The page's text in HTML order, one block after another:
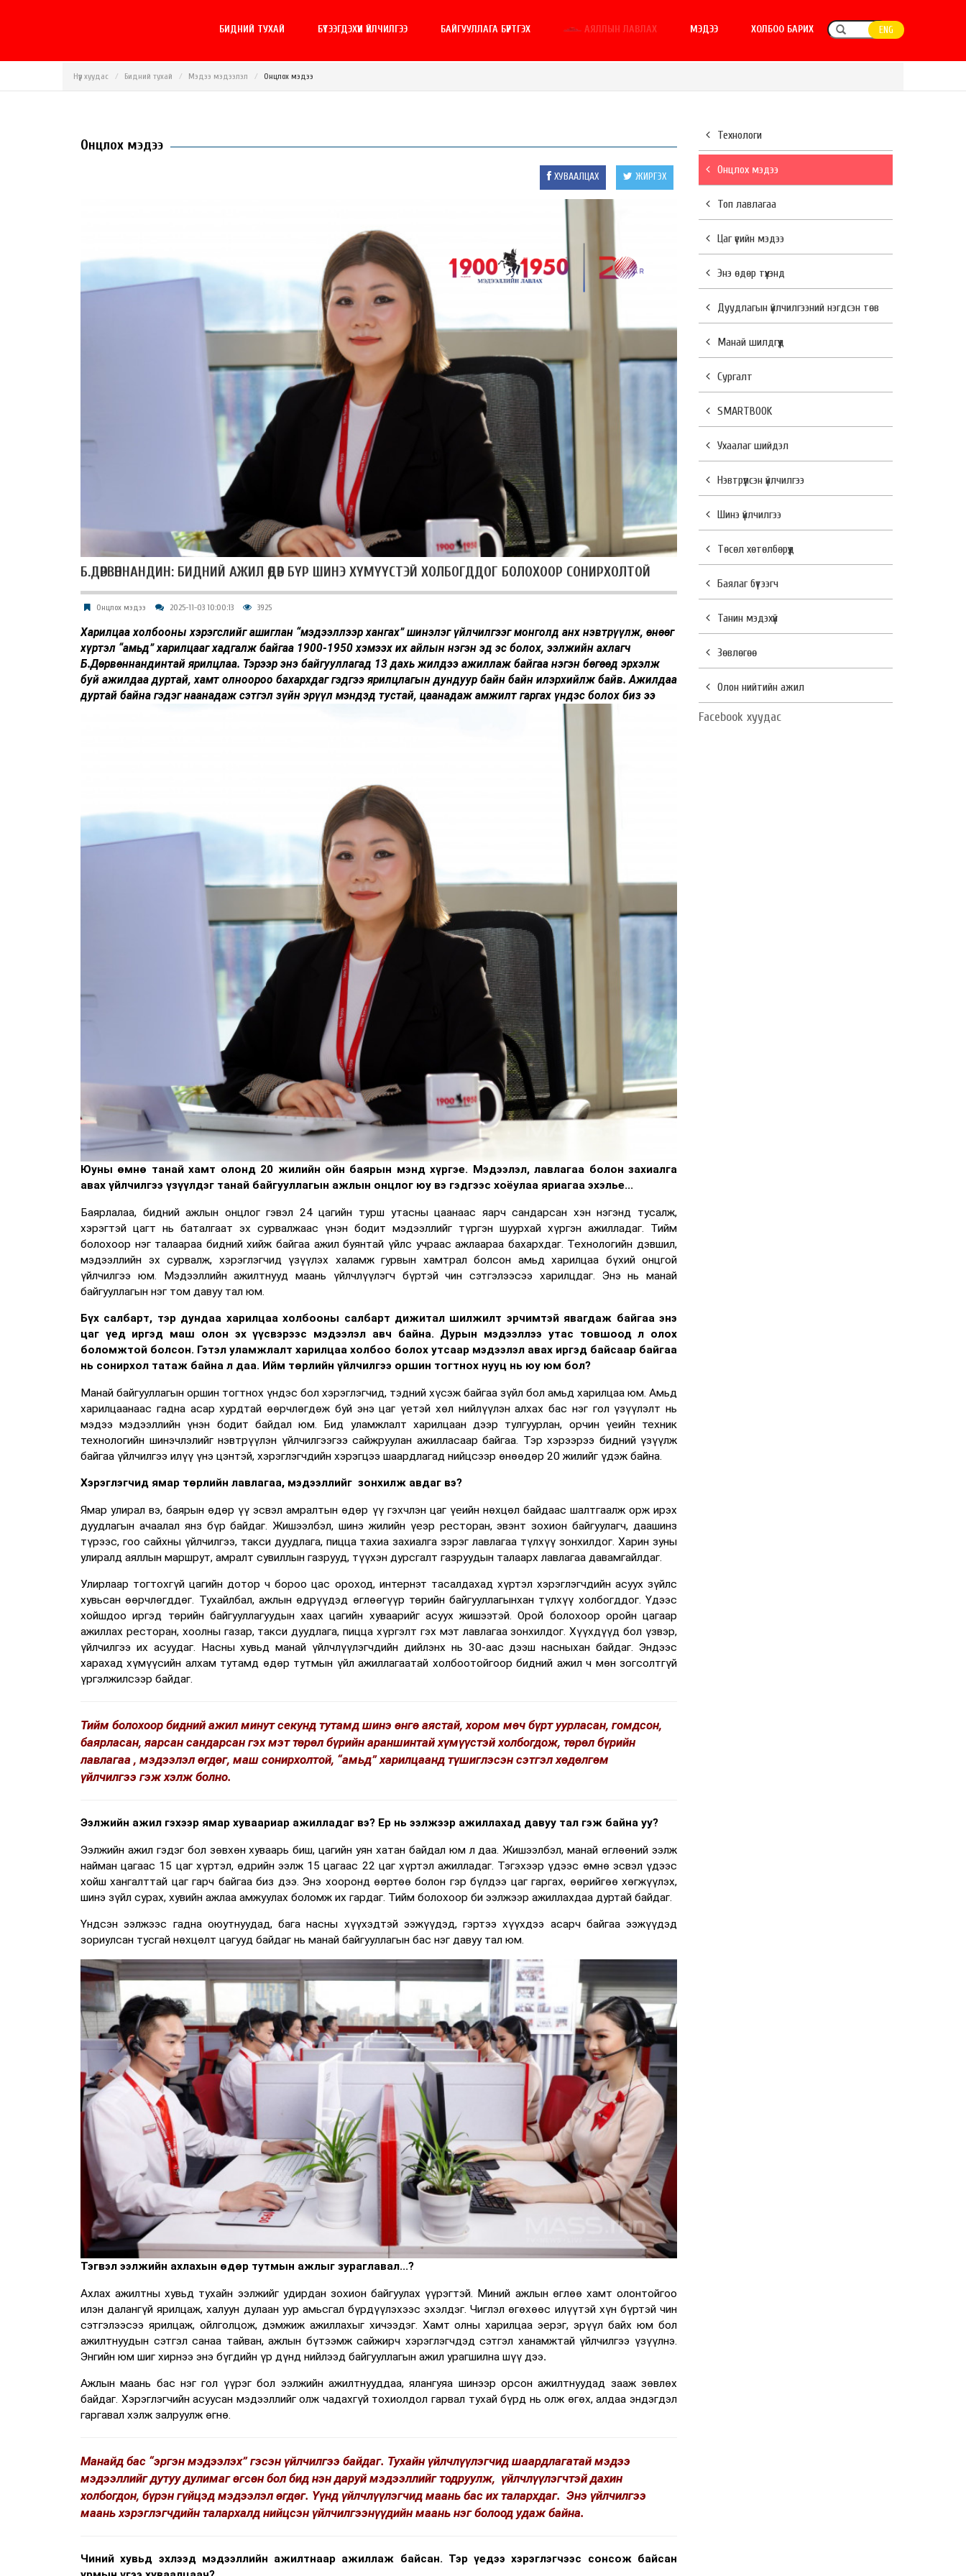
БИДНИЙ ТУХАЙ БҮТЭЭГДЭХҮҮН ҮЙЛЧИЛГЭЭ БАЙГУУЛЛАГА БҮРТГЭХ АЯЛЛЫН ЛАВЛАХ МЭДЭЭ ХОЛБОО БАРИХ ENG
Нүүр хуудас Бидний тухай Мэдээ мэдээлэл Онцлох мэдээ
Онцлох мэдээ
ХУВААЛЦАХ ЖИРГЭХ
Б.ДӨРВӨННАНДИН: БИДНИЙ АЖИЛ ӨДӨР БҮР ШИНЭ ХҮМҮҮСТЭЙ ХОЛБОГДДОГ БОЛОХООР СОНИРХОЛТОЙ
Онцлох мэдээ 2025-11-03 10:00:13 3925
Харилцаа холбооны хэрэгслийг ашиглан “мэдээллээр хангах” шинэлэг үйлчилгээг монголд анх нэвтрүүлж, өнөөг
хүртэл “амьд” харилцааг хадгалж байгаа 1900-1950 хэмээх их айлын нэгэн эд эс болох, ээлжийн ахлагч
Б.Дөрвөннандинтай ярилцлаа. Тэрээр энэ байгууллагад 13 дахь жилдээ ажиллаж байгаа нэгэн бөгөөд эрхэлж
буй ажилдаа дуртай, хамт олноороо бахархдаг гэдгээ ярилцлагын дундуур байн байн илэрхийлж байв. Ажилдаа
дуртай байна гэдэг наанадаж сэтгэл зүйн эрүүл мэндэд тустай, цаанадаж амжилт гаргах үндэс болох биз ээ
Юуны өмнө танай хамт олонд 20 жилийн ойн баярын мэнд хүргэе. Мэдээлэл, лавлагаа болон захиалга
авах үйлчилгээ үзүүлдэг танай байгууллагын ажлын онцлог юу вэ гэдгээс хоёулаа яриагаа эхэлье...
Баярлалаа, бидний ажлын онцлог гэвэл 24 цагийн турш утасны цаанаас яарч сандарсан хэн нэгэнд тусалж,
хэрэгтэй цагт нь баталгаат эх сурвалжаас үнэн бодит мэдээллийг түргэн шуурхай хүргэн ажилладаг. Тийм
болохоор нэг талаараа бидний хийж байгаа ажил буянтай үйлс учраас ажлаараа бахархдаг. Технологийн дэвшил,
мэдээллийн эх сурвалж, хэрэглэгчид үзүүлэх халамж гурвын хамтрал болсон амьд харилцаа бүхий онцгой
үйлчилгээ юм. Мэдээллийн ажилтнууд маань үйлчлүүлэгч бүртэй чин сэтгэлээсээ харилцдаг. Энэ нь манай
байгууллагын нэг том давуу тал юм.
Бүх салбарт, тэр дундаа харилцаа холбооны салбарт дижитал шилжилт эрчимтэй явагдаж байгаа энэ
цаг үед иргэд маш олон эх үүсвэрээс мэдээлэл авч байна. Дурын мэдээллээ утас товшоод л олох
боломжтой болсон. Гэтэл уламжлалт харилцаа холбоо болох утсаар мэдээлэл авах иргэд байсаар байгаа
нь сонирхол татаж байна л даа. Ийм төрлийн үйлчилгээ оршин тогтнох нууц нь юу юм бол?
Манай байгууллагын оршин тогтнох үндэс бол хэрэглэгчид, тэдний хүсэж байгаа зүйл бол амьд харилцаа юм. Амьд
харилцаанаас гадна асар хурдтай өөрчлөгдөж буй энэ цаг үетэй хөл нийлүүлэн алхах бас нэг гол үзүүлэлт нь
мэдээ мэдээллийн үнэн бодит байдал юм. Бид уламжлалт харилцаан дээр тулгуурлан, орчин үеийн техник
технологийн шинэчлэлийг нэвтрүүлэн үйлчилгээгээ сайжруулан ажилласаар байгаа. Тэр хэрээрээ бидний үзүүлж
байгаа үйлчилгээ илүү үнэ цэнтэй, хэрэглэгчдийн хэрэгцээ шаардлагад нийцсээр өнөөдөр 20 жилийг үдэж байна.
Хэрэглэгчид ямар төрлийн лавлагаа, мэдээллийг зонхилж авдаг вэ?
Ямар улирал вэ, баярын өдөр үү эсвэл амралтын өдөр үү гэхчлэн цаг үеийн нөхцөл байдаас шалтгаалж орж ирэх
дуудлагын ачаалал янз бүр байдаг. Жишээлбэл, шинэ жилийн үеэр ресторан, эвэнт зохион байгуулагч, даашинз
түрээс, гоо сайхны үйлчилгээ, такси дуудлага, пицца тахиа захиалга зэрэг лавлагаа түлхүү зонхилдог. Харин зуны
улиралд аяллын маршрут, амралт сувиллын газрууд, түүхэн дурсгалт газруудын талаарх лавлагаа давамгайлдаг.
Улирлаар тогтохгүй цагийн дотор ч бороо цас ороход, интернэт тасалдахад хүртэл хэрэглэгчдийн асуух зүйлс
хувьсан өөрчлөгддөг. Тухайлбал, ажлын өдрүүдэд өглөөгүүр төрийн байгууллагынхан түлхүү холбогддог. Үдээс
хойшдоо иргэд төрийн байгууллагуудын хаах цагийн хуваарийг асуух жишээтэй. Орой болохоор оройн цагаар
ажиллах ресторан, хоолны газар, такси дуудлага, пицца хүргэлт гэх мэт лавлагаа зонхилдог. Хүүхдүүд бол үзвэр,
үйлчилгээ их асуудаг. Насны хувьд манай үйлчлүүлэгчдийн дийлэнх нь 30-аас дээш насныхан байдаг. Эндээс
харахад хүмүүсийн алхам тутамд өдөр тутмын үйл ажиллагаатай холбоотойгоор бидний ажил ч мөн зогсолтгүй
үргэлжилсээр байдаг.
Тийм болохоор бидний ажил минут секунд тутамд шинэ өнгө аястай, хором мөч бүрт уурласан, гомдсон,
баярласан, яарсан сандарсан гэх мэт төрөл бүрийн араншинтай хүмүүстэй холбогдож, төрөл бүрийн
лавлагаа , мэдээлэл өгдөг, маш сонирхолтой, “амьд” харилцаанд түшиглэсэн сэтгэл хөдөлгөм
үйлчилгээ гэж хэлж болно.
Ээлжийн ажил гэхээр ямар хуваариар ажилладаг вэ? Ер нь ээлжээр ажиллахад давуу тал гэж байна уу?
Ээлжийн ажил гэдэг бол зөвхөн хуваарь биш, цагийн уян хатан байдал юм л даа. Жишээлбэл, манай өглөөний ээлж
найман цагаас 15 цаг хүртэл, өдрийн ээлж 15 цагаас 22 цаг хүртэл ажилладаг. Тэгэхээр үдээс өмнө эсвэл үдээс
хойш хангалттай цаг гарч байгаа биз дээ. Энэ хооронд өөртөө болон гэр бүлдээ цаг гаргах, өөрийгөө хөгжүүлэх,
шинэ зүйл сурах, хувийн ажлаа амжуулах боломж их гардаг. Тийм болохоор би ээлжээр ажиллахдаа дуртай байдаг.
Үндсэн ээлжээс гадна оюутнуудад, бага насны хүүхэдтэй ээжүүдэд, гэртээ хүүхдээ асарч байгаа ээжүүдэд
зориулсан тусгай нөхцөлт цагууд байдаг нь манай байгууллагын бас нэг давуу тал юм.
Тэгвэл ээлжийн ахлахын өдөр тутмын ажлыг зураглавал...?
Ахлах ажилтны хувьд тухайн ээлжийг удирдан зохион байгуулах үүрэгтэй. Миний ажлын өглөө хамт олонтойгоо
илэн далангүй ярилцаж, халуун дулаан уур амьсгал бүрдүүлэхээс эхэлдэг. Чиглэл өгөхөөс илүүтэй хүн бүртэй чин
сэтгэлээсээ ярилцаж, ойлголцож, дэмжиж ажиллахыг хичээдэг. Хамт олны харилцаа эерэг, эрүүл байх юм бол
ажилтнуудын сэтгэл санаа тайван, ажлын бүтээмж сайжирч хэрэглэгчдэд сэтгэл ханамжтай үйлчилгээ үзүүлнэ.
Энгийн юм шиг хирнээ энэ бүгдийн үр дүнд нийлээд байгууллагын ажил урагшилна шүү дээ.
Ажлын маань бас нэг гол үүрэг бол ээлжийн ажилтнууддаа, ялангуяа шинээр орсон ажилтнуудад зааж зөвлөх
байдаг. Хэрэглэгчийн асуусан мэдээллийг олж чадахгүй тохиолдол гарвал тухай бүрд нь олж өгөх, алдаа эндэгдэл
гаргавал хэлж залруулж өгнө.
Манайд бас “эргэн мэдээлэх” гэсэн үйлчилгээ байдаг. Тухайн үйлчлүүлэгчид шаардлагатай мэдээ
мэдээллийг дутуу дулимаг өгсөн бол бид нэн даруй мэдээллийг тодруулж, үйлчлүүлэгчтэй дахин
холбогдон, бүрэн гүйцэд мэдээлэл өгдөг. Үүнд үйлчлүүлэгчид маань бас их талархдаг. Энэ үйлчилгээ
маань хэрэглэгчдийн талархалд нийцсэн үйлчилгээнүүдийн маань нэг болоод удаж байна.
Чиний хувьд эхлээд мэдээллийн ажилтнаар ажиллаж байсан. Тэр үедээ хэрэглэгчээс сонсож байсан
Технологи
Онцлох мэдээ
Топ лавлагаа
Цаг үеийн мэдээ
Энэ өдөр түүхэнд
Дуудлагын үйлчилгээний нэгдсэн төв
Манай шилдгүүд
Сургалт
SMARTBOOK
Ухаалаг шийдэл
Нэвтрүүлсэн үйлчилгээ
Шинэ үйлчилгээ
Төсөл хөтөлбөрүүд
Баялаг бүтээгч
Танин мэдэхүй
Зөвлөгөө
Олон нийтийн ажил
Facebook хуудас